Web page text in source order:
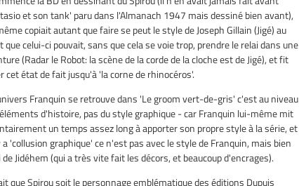
et son tank' paru dans l'Almanach 1947 mais dessiné bien avant),
copiait autant que faire se peut le style de Joseph Gillain (Jigé) au
que celui-ci pouvait, sans que cela se voie trop, prendre le relai dans une
(Radar le Robot: la scène de la corde de la cloche est de Jigé), et fit
cet état de fait jusqu'à 'la corne de rhinocéros'.
Franquin se retrouve dans 'Le groom vert-de-gris' c'est au niveau
d'histoire, pas du style graphique - car Franquin lui-même mit
un temps assez long à apporter son propre style à la série, et
'collusion graphique' ce n'est pas avec le style de Franquin, mais bien
de Jidéhem (qui a très vite fait les décors, et beaucoup d'encrages).
que Spirou soit le personnage emblématique des éditions Dupuis